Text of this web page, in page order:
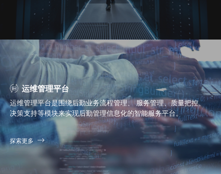
运维管理平台
运维管理平台是围绕后勤业务流程管理、 服务管理、质量把控、
决策支持等模块来实现后勤管理信息化的智能服务平台。
探索更多